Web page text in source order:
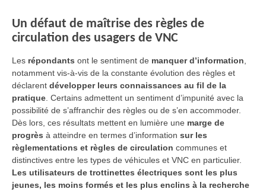
Un défaut de maîtrise des règles de
circulation des usagers de VNC
Les répondants ont le sentiment de manquer d’information
notamment vis-à-vis de la constante évolution des règles et
déclarent développer leurs connaissances au fil de la
pratique . Certains admettent un sentiment d’impunité avec la
possibilité de s’affranchir des règles ou de s’en accommoder.
Dès lors, ces résultats mettent en lumière une marge de
progrès à atteindre en termes d’information sur les
règlementations et règles de circulation communes et
distinctives entre les types de véhicules et VNC en particulier.
Les utilisateurs de trottinettes électriques sont les plus
jeunes, les moins formés et les plus enclins à la recherche